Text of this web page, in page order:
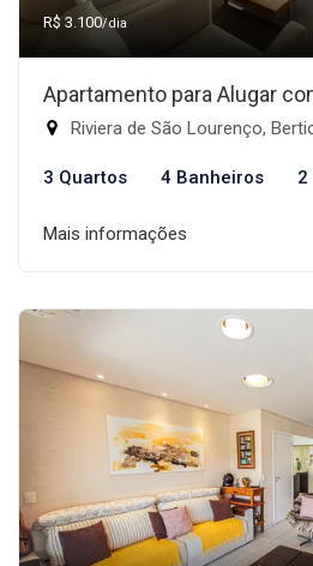
R$ 3.100/dia
Apartamento para Alugar
Riviera de São Lourenço,
3 Quartos 4 Banheiros 2
Mais informações